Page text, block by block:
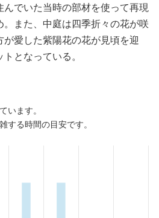
でいた当時の部材を使って再現
。また、中庭は四季折々の花が咲
愛した紫陽花の花が見頃を迎
となっている。
います。
する時間の目安です。